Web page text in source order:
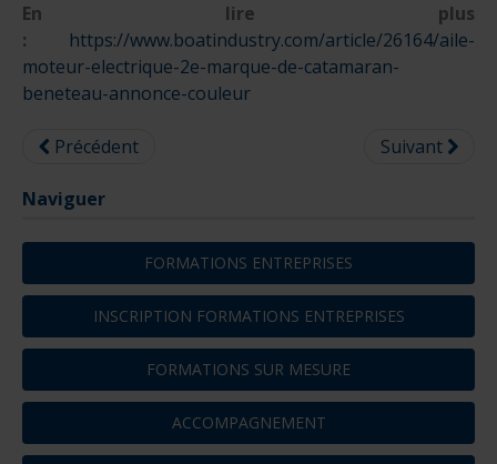
En lire plus
: https://www.boatindustry.com/article/26164/aile-
moteur-electrique-2e-marque-de-catamaran-
beneteau-annonce-couleur
Précédent Suivant
Naviguer
FORMATIONS ENTREPRISES
INSCRIPTION FORMATIONS ENTREPRISES
FORMATIONS SUR MESURE
ACCOMPAGNEMENT